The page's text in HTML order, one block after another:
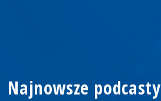
Najnowsze podcasty